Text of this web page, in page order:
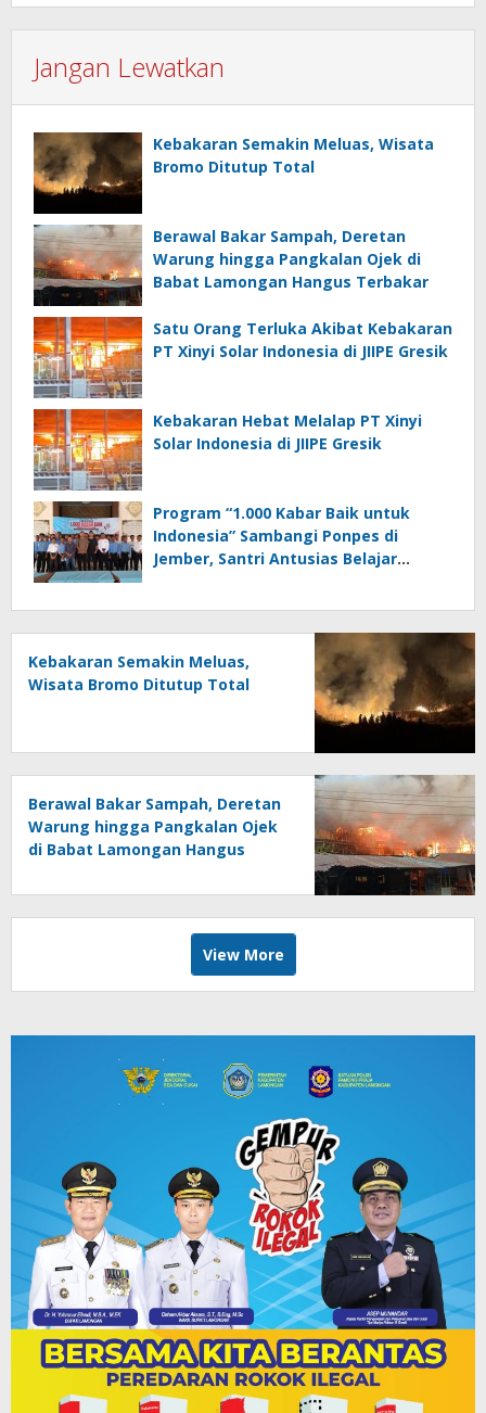
Jangan Lewatkan
Kebakaran Semakin Meluas, Wisata
Bromo Ditutup Total
Berawal Bakar Sampah, Deretan
Warung hingga Pangkalan Ojek di
Babat Lamongan Hangus Terbakar
Satu Orang Terluka Akibat Kebakaran
PT Xinyi Solar Indonesia di JIIPE Gresik
Kebakaran Hebat Melalap PT Xinyi
Solar Indonesia di JIIPE Gresik
Program “1.000 Kabar Baik untuk
Indonesia” Sambangi Ponpes di
Jember, Santri Antusias Belajar
Kebakaran Semakin Meluas,
Wisata Bromo Ditutup Total
Berawal Bakar Sampah, Deretan
Warung hingga Pangkalan Ojek
di Babat Lamongan Hangus
View More